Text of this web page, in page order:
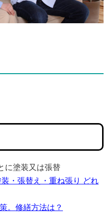
に塗装又は張替
・張替え・重ね張り どれ
。修繕方法は？